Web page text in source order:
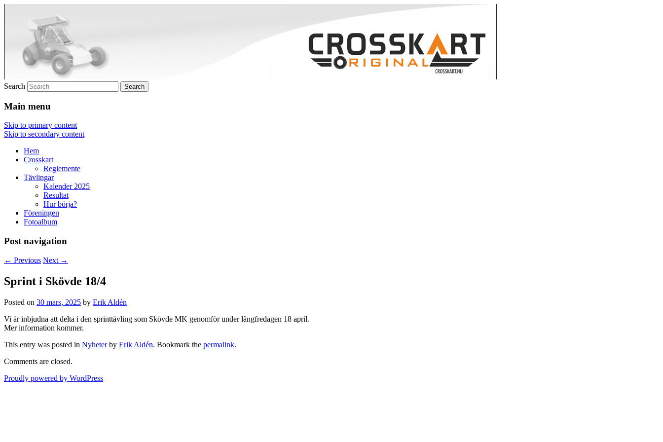
Crosskart Original
Crosskart Original
Search
Main menu
Skip to primary content
Skip to secondary content
Hem
Crosskart
Reglemente
Tävlingar
Kalender 2025
Resultat
Hur börja?
Föreningen
Fotoalbum
Post navigation
← Previous Next →
Sprint i Skövde 18/4
Posted on 30 mars, 2025 by Erik Aldén
Vi är inbjudna att delta i den sprinttävling som Skövde MK genomför under långfredagen 18 april.
Mer information kommer.
This entry was posted in Nyheterby Erik Aldén. Bookmark the permalink.
Comments are closed.
Proudly powered by WordPress